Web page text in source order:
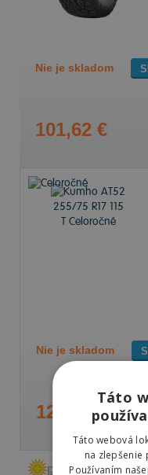
Nie je skladom
101,62 €
Nie je skladom
122,81 €
Táto
Táto webová
na zlepšenie
Používaním